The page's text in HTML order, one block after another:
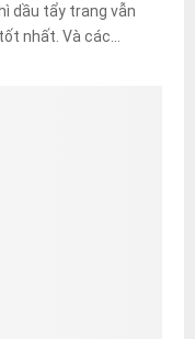
dầu tẩy trang vẫn
nhất. Và các...